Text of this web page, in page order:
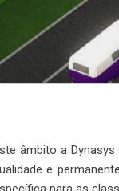
âmbito a
e